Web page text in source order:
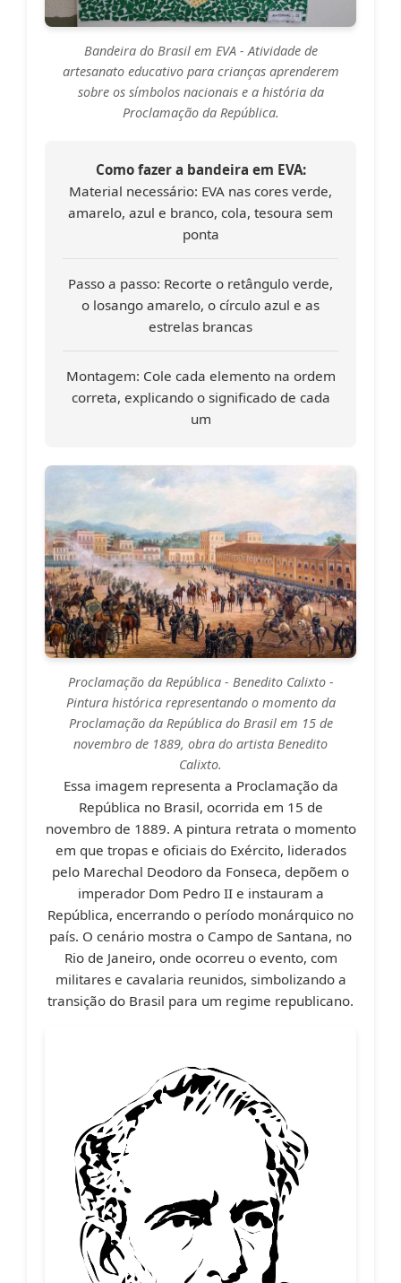
Bandeira do Brasil em EVA- Atividade de
artesanato educativo para crianças aprenderem
sobre os símbolos nacionais e a história da
Proclamação da República.
Como fazer a bandeira em EVA:
Material necessário: EVA nas cores verde,
amarelo, azul e branco, cola, tesoura sem
ponta
Passo a passo: Recorte o retângulo verde,
o losango amarelo, o círculo azul e as
estrelas brancas
Montagem: Cole cada elemento na ordem
correta, explicando o significado de cada
um
Proclamação da República - Benedito Calixto-
Pintura histórica representando o momento da
Proclamação da República do Brasil em 15 de
novembro de 1889, obra do artista Benedito
Calixto.
Essa imagem representa a Proclamação da
República no Brasil, ocorrida em 15 de
novembro de 1889. A pintura retrata o momento
em que tropas e oficiais do Exército, liderados
pelo Marechal Deodoro da Fonseca, depõem o
imperador Dom Pedro II e instauram a
República, encerrando o período monárquico no
país. O cenário mostra o Campo de Santana, no
Rio de Janeiro, onde ocorreu o evento, com
militares e cavalaria reunidos, simbolizando a
transição do Brasil para um regime republicano.